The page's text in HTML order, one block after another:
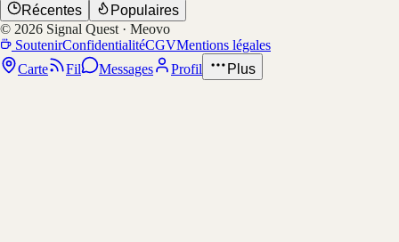
Récentes
Populaires
© 2026 Signal Quest · Meovo
SoutenirConfidentialitéCGVMentions légales
Carte
Fil Messages Profil Plus